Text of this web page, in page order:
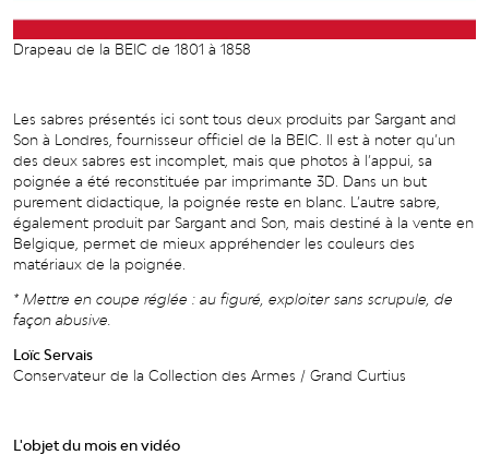
Drapeau de la BEIC de 1801 à 1858
Les sabres présentés ici sont tous deux produits par Sargant and
Son à Londres, fournisseur officiel de la BEIC. Il est à noter qu’un
des deux sabres est incomplet, mais que photos à l’appui, sa
poignée a été reconstituée par imprimante 3D. Dans un but
purement didactique, la poignée reste en blanc. L’autre sabre,
également produit par Sargant and Son, mais destiné à la vente en
Belgique, permet de mieux appréhender les couleurs des
matériaux de la poignée.
* Mettre en coupe réglée : au figuré, exploiter sans scrupule, de
façon abusive.
Loïc Servais
Conservateur de la Collection des Armes / Grand Curtius
L'objet du mois en vidéo